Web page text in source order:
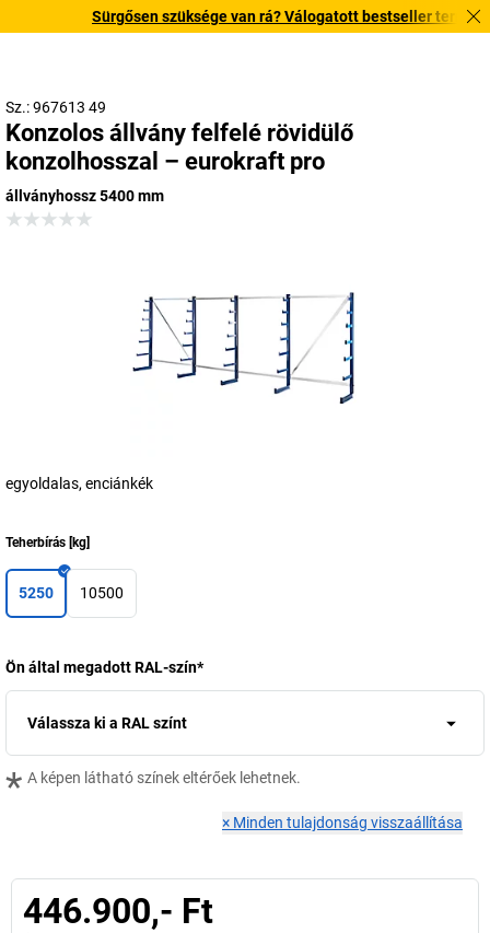
Sürgősen szüksége van rá? Válogatott bestseller
Sz.: 967613 49
Konzolos állvány felfelé rövidülő
konzolhosszal – eurokraft pro
állványhossz 5400 mm
egyoldalas, enciánkék
Teherbírás [kg]
5250 10500
Ön által megadott RAL-szín*
Válassza ki a RAL színt
* A képen látható színek eltérőek lehetnek.
× Minden tulajdonság visszaállítása
446.900,- Ft